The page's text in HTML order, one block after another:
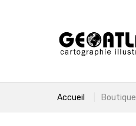
Accueil Boutique